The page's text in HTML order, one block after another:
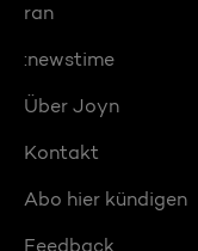
ran
:newstime
Über Joyn
Kontakt
Abo hier kündigen
Feedback